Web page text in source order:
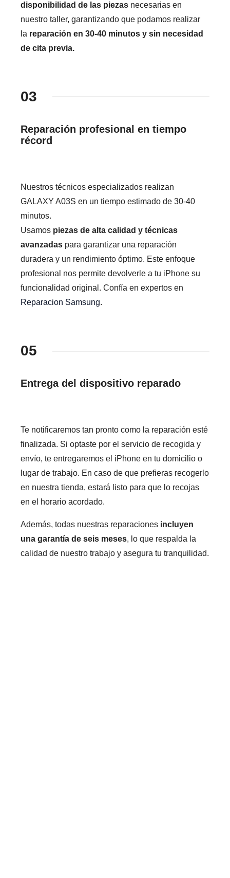
disponibilidad de las piezas necesarias en
nuestro taller, garantizando que podamos realizar
la reparación en 30-40 minutos y sin necesidad
de cita previa.
03
Reparación profesional en tiempo
récord
Nuestros técnicos especializados realizan
GALAXY A03S en un tiempo estimado de 30-40
minutos.
Usamos piezas de alta calidad y técnicas
avanzadas para garantizar una reparación
duradera y un rendimiento óptimo. Este enfoque
profesional nos permite devolverle a tu iPhone su
funcionalidad original. Confía en expertos en
Reparacion Samsung.
05
Entrega del dispositivo reparado
Te notificaremos tan pronto como la reparación esté
finalizada. Si optaste por el servicio de recogida y
envío, te entregaremos el iPhone en tu domicilio o
lugar de trabajo. En caso de que prefieras recogerlo
en nuestra tienda, estará listo para que lo recojas
en el horario acordado.
Además, todas nuestras reparaciones incluyen
una garantía de seis meses, lo que respalda la
calidad de nuestro trabajo y asegura tu tranquilidad.